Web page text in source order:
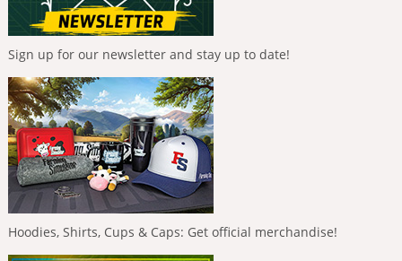
Sign up for our newsletter and stay up to date!
Hoodies, Shirts, Cups & Caps: Get official merchandise!